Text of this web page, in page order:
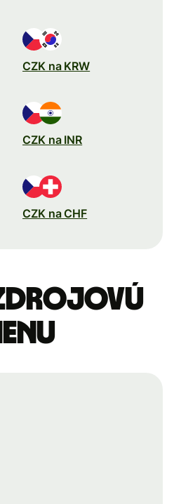
CZK na KRW
CZK na INR
CZK na CHF
zdrojovú